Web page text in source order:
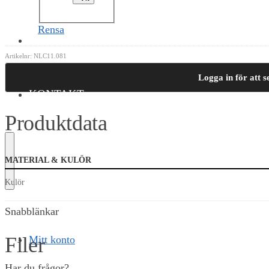
KONTAKT
Snabblänkar
Mitt konto
Rensa
Artikelnr: NLC11.081
Logga in för att
Produktdata
MATERIAL & KULÖR
Kulör
Filer